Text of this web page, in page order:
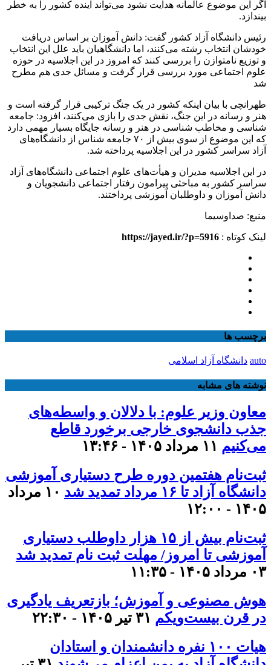
اگر این موضوع عالمانه هدایت نشود می‌تواند آینده کشور را به خطر
بیندازد.
رئیس دانشگاه آزاد کشور گفت: دانش آموزان بر اساس دریافت
خودشان انتخاب رشته می‌کنند، اما دانشگاهیان باید علل این انتخاب
و توزیع نامتوازن را بررسی کنند که امروز در این اجلاسیه در حوزه
علوم اجتماعی مورد بررسی قرار گرفت و مسائل جدی هم مطرح
شد
طهرانچی با بیان اینکه کشور در یک جنگ ترکیبی قرار گرفته است و
هنر و رسانه در این جنگ، نقش جدی را بازی می‌کنند، افزود: جامعه
شناسی و مخاطب شناسی در هنر و رسانه جایگاه بسیار مهمی دارد
که این موضوع از سوی بیش از ۷۰ جامعه شناس از دانشگاه‌های
آزاد سراسر کشور در این اجلاسیه پرداخته شد.
در این اجلاسیه مدیران و هیأت‌های علوم اجتماعی دانشگاه‌های آزاد
سراسر کشور به مباحثی پیرامون رفتار اجتماعی دانشجویان و
دانش آموزان و داوطلبان آموزشی پرداختند.
منبع: صداوسیما
لینک کوتاه : https://jayed.ir/?p=5916
برچسب ها
auto دانشگاه آزاد اسلامی
نوشته های مشابه
معاون وزیر علوم: با دلالان و واسطه‌های
جذب دانشجوی خارجی برخورد قاطع
می‌کنیم ۱۱ مرداد ۱۴۰۵ - ۱۳:۴۶
ثبت‌نام هفتمین دوره طرح دستیاری آموزشی
دانشگاه آزاد تا ۱۶ مرداد تمدید شد
۱۰ مرداد
۱۴۰۵ - ۱۲:۰۰
ثبت‌نام بیش از ۱۵ هزار داوطلب دستیاری
آموزشی تا امروز/ مهلت ثبت نام تمدید شد
۰۳ مرداد ۱۴۰۵ - ۱۱:۳۵
هوش مصنوعی و آموزش؛ بازتعریف یادگیری
در قرن بیست‌ویکم ۳۱ تیر ۱۴۰۵ - ۲۲:۳۰
هیات ۱۰۰ نفره دانشمندان و استادان